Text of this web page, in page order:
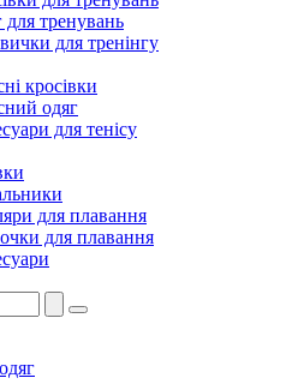
для тренувань
для тренінгу
кросівки
одяг
для тенісу
для плавання
для плавання